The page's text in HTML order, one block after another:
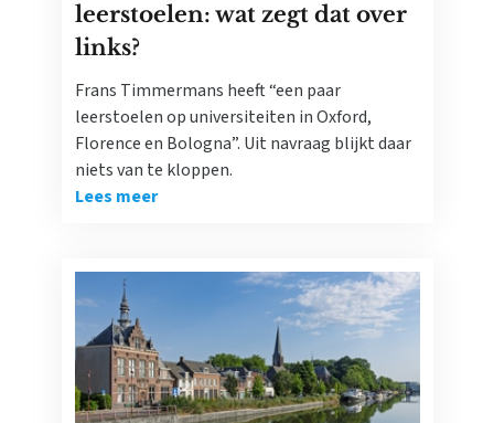
leerstoelen: wat zegt dat over
links?
Frans Timmermans heeft “een paar
leerstoelen op universiteiten in Oxford,
Florence en Bologna”. Uit navraag blijkt daar
niets van te kloppen.
Lees meer